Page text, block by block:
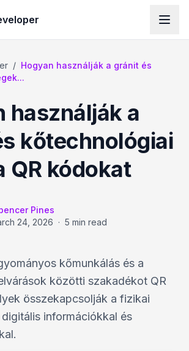
/ Hogyan használják a gránit és
használják a
kőtechnológiai
QR kódokat
Pines
24, 2026 · 5 min read
kőmunkálás és a
közötti szakadékot QR
összekapcsolják a fizikai
információkkal és